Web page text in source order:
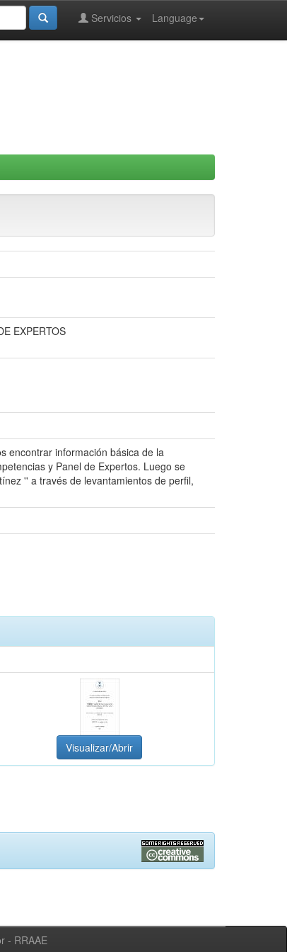
Language
Servicios
EXPERTOS
encontrar información básica de la
y Panel de Expertos. Luego se
'' a través de levantamientos de perfil,
Visualizar/Abrir
- RRAAE